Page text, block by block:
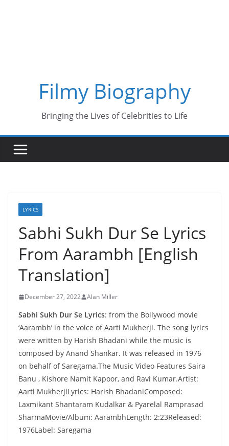
Filmy Biography
Bringing the Lives of Celebrities to Life
LYRICS
Sabhi Sukh Dur Se Lyrics
From Aarambh [English
Translation]
December 27, 2022 Alan Miller
Sabhi Sukh Dur Se Lyrics: from the Bollywood movie
‘Aarambh’ in the voice of Aarti Mukherji. The song lyrics
were written by Harish Bhadani while the music is
composed by Anand Shankar. It was released in 1976
on behalf of Saregama.The Music Video Features Saira
Banu , Kishore Namit Kapoor, and Ravi Kumar.Artist:
Aarti MukherjiLyrics: Harish BhadaniComposed:
Laxmikant Shantaram Kudalkar & Pyarelal Ramprasad
SharmaMovie/Album: AarambhLength: 2:23Released:
1976Label: Saregama